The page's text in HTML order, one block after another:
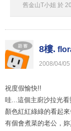
舊金山T小姐 於
8樓.
2008/04/05
祝度假愉快!!
哇...這個主廚沙拉光看
顏色紅紅綠綠的看起來
有個會煮菜的老公，